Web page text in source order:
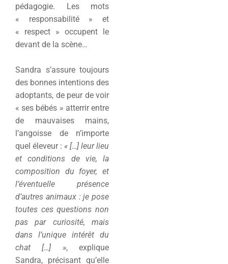
pédagogie. Les mots
« responsabilité » et
« respect » occupent le
devant de la scène…
Sandra s’assure toujours
des bonnes intentions des
adoptants, de peur de voir
« ses bébés » atterrir entre
de mauvaises mains,
l’angoisse de n’importe
quel éleveur : « […] leur lieu
et conditions de vie, la
composition du foyer, et
l’éventuelle présence
d’autres animaux : je pose
toutes ces questions non
pas par curiosité, mais
dans l’unique intérêt du
chat […] », explique
Sandra, précisant qu’elle